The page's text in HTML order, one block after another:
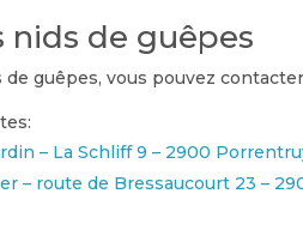
nids de guêpes
guêpes, vous pouvez
– La Schliff 9 – 2900
– route de Bressaucourt 23 –